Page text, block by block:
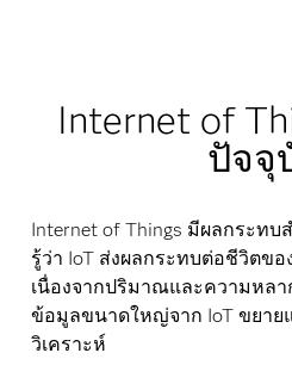
Internet of
ปัจจุ
Internet of Things มีผลกระทบ
รู้ว่า IoT ส่งผลกระทบต่อชีวิตขอ
เนื่องจากปริมาณและความหล
ข้อมูลขนาดใหญ่จาก IoT ขยาย
วิเคราะห์